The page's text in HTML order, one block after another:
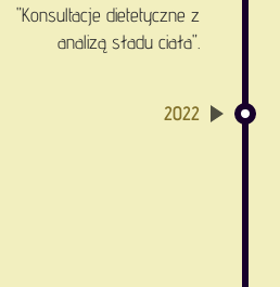
"Konsultacje dietetyczne z
analizą sładu ciała".
2022